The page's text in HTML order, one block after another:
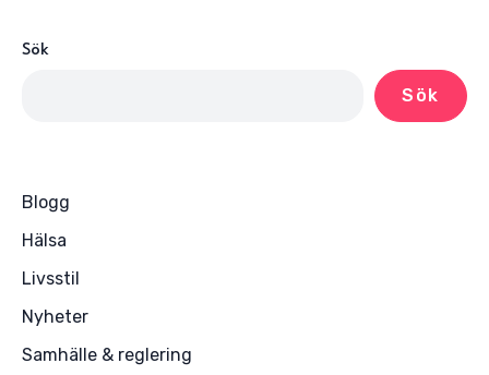
Sök
Sök
Blogg
Hälsa
Livsstil
Nyheter
Samhälle & reglering